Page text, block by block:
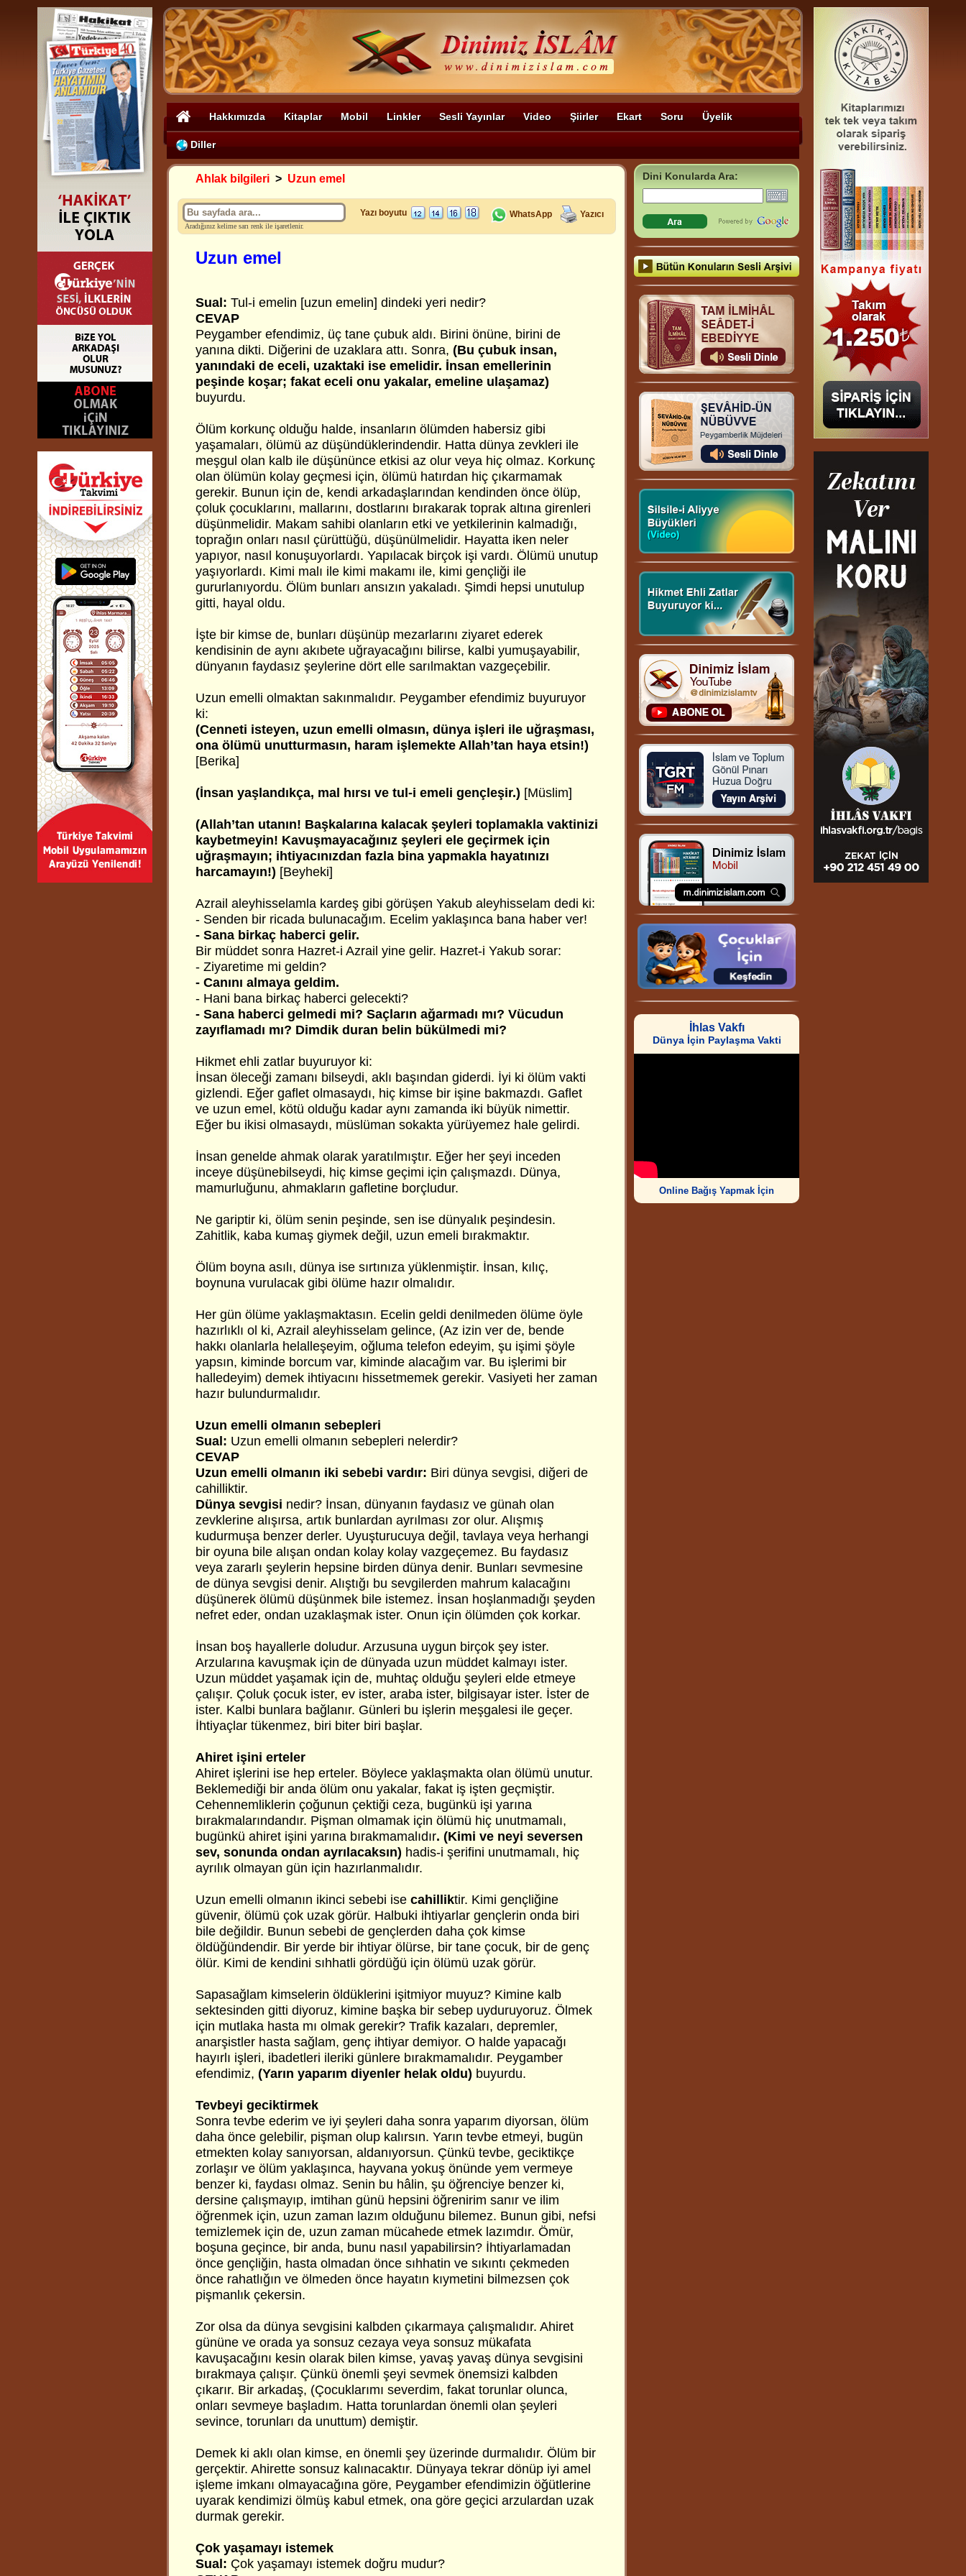
Hakkımızda Kitaplar Mobil Linkler Sesli Yayınlar Video Şiirler Ekart Soru Üyelik
Diller
Ahlak bilgileri > Uzun emel
Aradığınız kelime sarı renk ile işaretlenir.
Yazı boyutu WhatsApp Yazıcı
Uzun emel
Sual: Tul-i emelin [uzun emelin] dindeki yeri nedir?
CEVAP
Peygamber efendimiz, üç tane çubuk aldı. Birini önüne, birini de
yanına dikti. Diğerini de uzaklara attı. Sonra, (Bu çubuk insan,
yanındaki de eceli, uzaktaki ise emelidir. İnsan emellerinin
peşinde koşar; fakat eceli onu yakalar, emeline ulaşamaz)
buyurdu.
Ölüm korkunç olduğu halde, insanların ölümden habersiz gibi
yaşamaları, ölümü az düşündüklerindendir. Hatta dünya zevkleri ile
meşgul olan kalb ile düşününce etkisi az olur veya hiç olmaz. Korkunç
olan ölümün kolay geçmesi için, ölümü hatırdan hiç çıkarmamak
gerekir. Bunun için de, kendi arkadaşlarından kendinden önce ölüp,
çoluk çocuklarını, mallarını, dostlarını bırakarak toprak altına girenleri
düşünmelidir. Makam sahibi olanların etki ve yetkilerinin kalmadığı,
toprağın onları nasıl çürüttüğü, düşünülmelidir. Hayatta iken neler
yapıyor, nasıl konuşuyorlardı. Yapılacak birçok işi vardı. Ölümü unutup
yaşıyorlardı. Kimi malı ile kimi makamı ile, kimi gençliği ile
gururlanıyordu. Ölüm bunları ansızın yakaladı. Şimdi hepsi unutulup
gitti, hayal oldu.
İşte bir kimse de, bunları düşünüp mezarlarını ziyaret ederek
kendisinin de aynı akıbete uğrayacağını bilirse, kalbi yumuşayabilir,
dünyanın faydasız şeylerine dört elle sarılmaktan vazgeçebilir.
Uzun emelli olmaktan sakınmalıdır. Peygamber efendimiz buyuruyor
ki:
(Cenneti isteyen, uzun emelli olmasın, dünya işleri ile uğraşması,
ona ölümü unutturmasın, haram işlemekte Allah’tan haya etsin!)
[Berika]
(İnsan yaşlandıkça, mal hırsı ve tul-i emeli gençleşir.) [Müslim]
(Allah’tan utanın! Başkalarına kalacak şeyleri toplamakla vaktinizi
kaybetmeyin! Kavuşmayacağınız şeyleri ele geçirmek için
uğraşmayın; ihtiyacınızdan fazla bina yapmakla hayatınızı
harcamayın!) [Beyheki]
Azrail aleyhisselamla kardeş gibi görüşen Yakub aleyhisselam dedi ki:
- Senden bir ricada bulunacağım. Ecelim yaklaşınca bana haber ver!
- Sana birkaç haberci gelir.
Bir müddet sonra Hazret-i Azrail yine gelir. Hazret-i Yakub sorar:
- Ziyaretime mi geldin?
- Canını almaya geldim.
- Hani bana birkaç haberci gelecekti?
- Sana haberci gelmedi mi? Saçların ağarmadı mı? Vücudun
zayıflamadı mı? Dimdik duran belin bükülmedi mi?
Hikmet ehli zatlar buyuruyor ki:
İnsan öleceği zamanı bilseydi, aklı başından giderdi. İyi ki ölüm vakti
gizlendi. Eğer gaflet olmasaydı, hiç kimse bir işine bakmazdı. Gaflet
ve uzun emel, kötü olduğu kadar aynı zamanda iki büyük nimettir.
Eğer bu ikisi olmasaydı, müslüman sokakta yürüyemez hale gelirdi.
İnsan genelde ahmak olarak yaratılmıştır. Eğer her şeyi inceden
inceye düşünebilseydi, hiç kimse geçimi için çalışmazdı. Dünya,
mamurluğunu, ahmakların gafletine borçludur.
Ne gariptir ki, ölüm senin peşinde, sen ise dünyalık peşindesin.
Zahitlik, kaba kumaş giymek değil, uzun emeli bırakmaktır.
Ölüm boyna asılı, dünya ise sırtınıza yüklenmiştir. İnsan, kılıç,
boynuna vurulacak gibi ölüme hazır olmalıdır.
Her gün ölüme yaklaşmaktasın. Ecelin geldi denilmeden ölüme öyle
hazırlıklı ol ki, Azrail aleyhisselam gelince, (Az izin ver de, bende
hakkı olanlarla helalleşeyim, oğluma telefon edeyim, şu işimi şöyle
yapsın, kiminde borcum var, kiminde alacağım var. Bu işlerimi bir
halledeyim) demek ihtiyacını hissetmemek gerekir. Vasiyeti her zaman
hazır bulundurmalıdır.
Uzun emelli olmanın sebepleri
Sual: Uzun emelli olmanın sebepleri nelerdir?
CEVAP
Uzun emelli olmanın iki sebebi vardır: Biri dünya sevgisi, diğeri de
cahilliktir.
Dünya sevgisi nedir? İnsan, dünyanın faydasız ve günah olan
zevklerine alışırsa, artık bunlardan ayrılması zor olur. Alışmış
kudurmuşa benzer derler. Uyuşturucuya değil, tavlaya veya herhangi
bir oyuna bile alışan ondan kolay kolay vazgeçemez. Bu faydasız
veya zararlı şeylerin hepsine birden dünya denir. Bunları sevmesine
de dünya sevgisi denir. Alıştığı bu sevgilerden mahrum kalacağını
düşünerek ölümü düşünmek bile istemez. İnsan hoşlanmadığı şeyden
nefret eder, ondan uzaklaşmak ister. Onun için ölümden çok korkar.
İnsan boş hayallerle doludur. Arzusuna uygun birçok şey ister.
Arzularına kavuşmak için de dünyada uzun müddet kalmayı ister.
Uzun müddet yaşamak için de, muhtaç olduğu şeyleri elde etmeye
çalışır. Çoluk çocuk ister, ev ister, araba ister, bilgisayar ister. İster de
ister. Kalbi bunlara bağlanır. Günleri bu işlerin meşgalesi ile geçer.
İhtiyaçlar tükenmez, biri biter biri başlar.
Ahiret işini erteler
Ahiret işlerini ise hep erteler. Böylece yaklaşmakta olan ölümü unutur.
Beklemediği bir anda ölüm onu yakalar, fakat iş işten geçmiştir.
Cehennemliklerin çoğunun çektiği ceza, bugünkü işi yarına
bırakmalarındandır. Pişman olmamak için ölümü hiç unutmamalı,
bugünkü ahiret işini yarına bırakmamalıdır. (Kimi ve neyi seversen
sev, sonunda ondan ayrılacaksın) hadis-i şerifini unutmamalı, hiç
ayrılık olmayan gün için hazırlanmalıdır.
Uzun emelli olmanın ikinci sebebi ise cahilliktir. Kimi gençliğine
güvenir, ölümü çok uzak görür. Halbuki ihtiyarlar gençlerin onda biri
bile değildir. Bunun sebebi de gençlerden daha çok kimse
öldüğündendir. Bir yerde bir ihtiyar ölürse, bir tane çocuk, bir de genç
ölür. Kimi de kendini sıhhatli gördüğü için ölümü uzak görür.
Sapasağlam kimselerin öldüklerini işitmiyor muyuz? Kimine kalb
sektesinden gitti diyoruz, kimine başka bir sebep uyduruyoruz. Ölmek
için mutlaka hasta mı olmak gerekir? Trafik kazaları, depremler,
anarşistler hasta sağlam, genç ihtiyar demiyor. O halde yapacağı
hayırlı işleri, ibadetleri ileriki günlere bırakmamalıdır. Peygamber
efendimiz, (Yarın yaparım diyenler helak oldu) buyurdu.
Tevbeyi geciktirmek
Sonra tevbe ederim ve iyi şeyleri daha sonra yaparım diyorsan, ölüm
daha önce gelebilir, pişman olup kalırsın. Yarın tevbe etmeyi, bugün
etmekten kolay sanıyorsan, aldanıyorsun. Çünkü tevbe, geciktikçe
zorlaşır ve ölüm yaklaşınca, hayvana yokuş önünde yem vermeye
benzer ki, faydası olmaz. Senin bu hâlin, şu öğrenciye benzer ki,
dersine çalışmayıp, imtihan günü hepsini öğrenirim sanır ve ilim
öğrenmek için, uzun zaman lazım olduğunu bilemez. Bunun gibi, nefsi
temizlemek için de, uzun zaman mücahede etmek lazımdır. Ömür,
boşuna geçince, bir anda, bunu nasıl yapabilirsin? İhtiyarlamadan
önce gençliğin, hasta olmadan önce sıhhatin ve sıkıntı çekmeden
önce rahatlığın ve ölmeden önce hayatın kıymetini bilmezsen çok
pişmanlık çekersin.
Zor olsa da dünya sevgisini kalbden çıkarmaya çalışmalıdır. Ahiret
gününe ve orada ya sonsuz cezaya veya sonsuz mükafata
kavuşacağını kesin olarak bilen kimse, yavaş yavaş dünya sevgisini
bırakmaya çalışır. Çünkü önemli şeyi sevmek önemsizi kalbden
çıkarır. Bir arkadaş, (Çocuklarımı severdim, fakat torunlar olunca,
onları sevmeye başladım. Hatta torunlardan önemli olan şeyleri
sevince, torunları da unuttum) demiştir.
Demek ki aklı olan kimse, en önemli şey üzerinde durmalıdır. Ölüm bir
gerçektir. Ahirette sonsuz kalınacaktır. Dünyaya tekrar dönüp iyi amel
işleme imkanı olmayacağına göre, Peygamber efendimizin öğütlerine
uyarak kendimizi ölmüş kabul etmek, ona göre geçici arzulardan uzak
durmak gerekir.
Çok yaşamayı istemek
Sual: Çok yaşamayı istemek doğru mudur?
Dini Konularda Ara:
İhlas Vakfı
Dünya İçin Paylaşma Vakti
Online Bağış Yapmak İçin